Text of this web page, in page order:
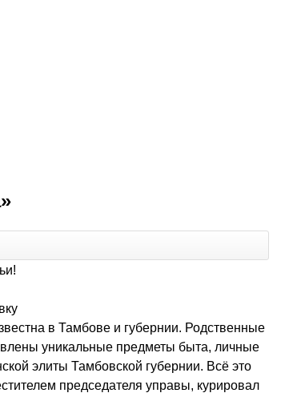
в Тамбове и губернии. Родственные
уникальные предметы быта, личные
элиты Тамбовской губернии. Всё это
председателя управы, курировал